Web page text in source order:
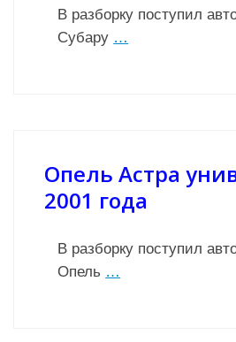
В разборку поступил
Субару …
Опель Астра
2001 года
В разборку поступил
Опель …